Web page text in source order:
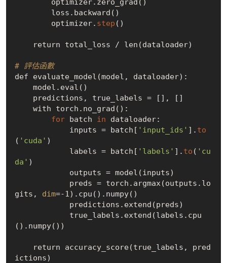
        optimizer.
step ()
# 評估函數
def evaluate_model(model, dataloader):
for batch in dataloader:
            inputs = batch[
'input_ids' ]. to
( 'cuda' )
            labels = batch[
'labels' ]. to ( 'cu
da' )
gits, dim=-1).cpu().numpy()
().numpy())
ictions)